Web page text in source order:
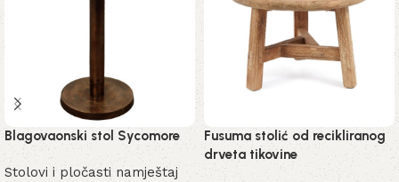
Blagovaonski stol Sycomore
Stolovi i pločasti namještaj
Fusuma stolić od recikliranog
drveta tikovine